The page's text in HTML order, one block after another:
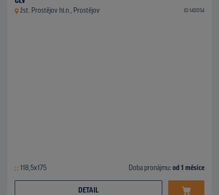
žst. Prostějov hl.n., Prostějov ID 140054
118,5x175 Doba pronájmu: od 1 měsíce
DETAIL